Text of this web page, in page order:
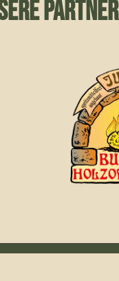
PARTNER